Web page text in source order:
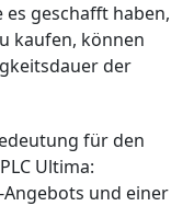
es geschafft haben,
kaufen, können
der
für den
Ultima:
Angebots und einer